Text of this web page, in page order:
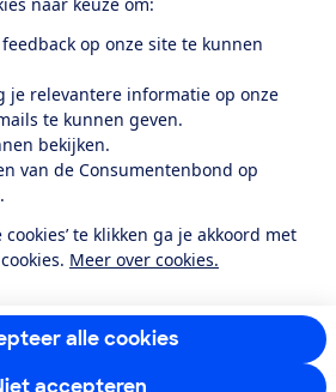
op onze site te kunnen
je relevantere informatie op onze
te kunnen geven.
bekijken.
van de Consumentenbond op
cookies’ te klikken ga je akkoord met
Meer over cookies.
alle cookies
accepteren
over de
Privacyverklaring
nieuws
Facebook
TwitterInstagram
YoutubeLinkedIn
de Consumentenbondmet gemiddeld